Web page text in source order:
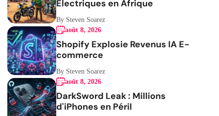
Électriques en Afrique
By Steven Soarez
août 8, 2026
Shopify Explosie Revenus IA E-
commerce
By Steven Soarez
août 8, 2026
DarkSword Leak : Millions
d'iPhones en Péril